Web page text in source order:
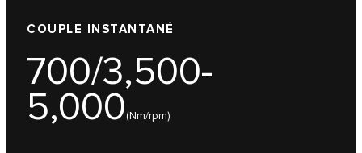
COUPLE INSTANTANÉ
700/3,500-
5,000(Nm/rpm)